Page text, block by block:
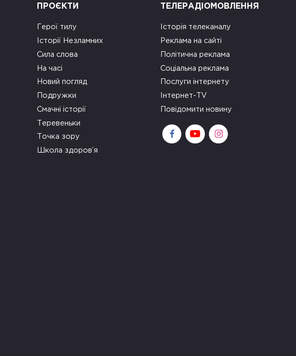
ПРОЄКТИ
Герої тилу
Історії Незламних
Сила слова
На часі
Новий погляд
Подружки
Смачні історії
Теревеньки
Точка зору
Школа здоров’я
ТЕЛЕРАДІОМОВЛЕННЯ
Історія телеканалу
Реклама на сайті
Політична реклама
Соціальна реклама
Послуги інтернету
Інтернет-TV
Повідомити новину